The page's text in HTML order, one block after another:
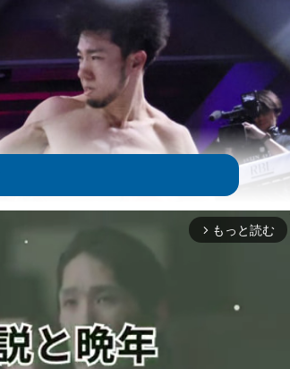
arrow_forward_ios もっと読む